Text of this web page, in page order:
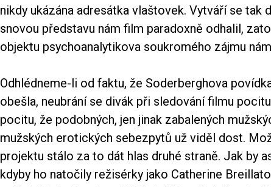
nikdy ukázána adresátka vlaštovek. Vytváří se tak
snovou představu nám film paradoxně odhalil,
objektu psychoanalytikova soukromého zájmu
Odhlédneme-li od faktu, že Soderberghova
obešla, neubrání se divák při sledování filmu
pocitu, že podobných, jen jinak zabalených
mužských erotických sebezpytů už viděl dost.
projektu stálo za to dát hlas druhé straně. Jak by
kdyby ho natočily režisérky jako Catherine